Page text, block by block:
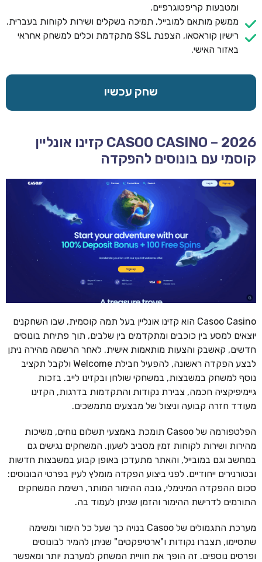
ומטבעות קריפטוגרפיים.
ממשק מותאם למובייל, תמיכה בשקלים ושירות לקוחות בעברית.
רישיון קוראסאו, הצפנת SSL מתקדמת וכלים למשחק אחראי
באזור האישי.
שחק עכשיו
CASOO CASINO – 2026 קזינו אונליין
קוסמי עם בונוסים להפקדה
Casoo Casino הוא קזינו אונליין בעל תמה קוסמית, שבו השחקנים
יוצאים למסע בין כוכבים ומתקדמים בין שלבים, תוך פתיחת בונוסים
חדשים, קאשבק והצעות מותאמות אישית. לאחר הרשמה מהירה ניתן
לבצע הפקדה ראשונה, להפעיל חבילת Welcome ולקבל תקציב
נוסף למשחק במשבצות, במשחקי שולחן ובקזינו לייב. בזכות
גיימיפיקציה חכמה, צבירת נקודות והתקדמות בדרגות, הקזינו
מעודד חזרה קבועה וניצול של מבצעים מתמשכים.
הפלטפורמה של Casoo תומכת באמצעי תשלום נוחים, משיכות
מהירות ושירות לקוחות זמין מסביב לשעון. המשחקים נגישים גם
במחשב וגם במובייל, והאתר מתעדכן באופן קבוע במשבצות חדשות
ובטורנירים ייחודיים. לפני ביצוע הפקדה מומלץ לעיין בפרטי הבונוסים:
סכום ההפקדה המינימלי, גובה ההימור המותר, רשימת המשחקים
התורמים לדרישת ההימור והזמן שניתן לעמוד בה.
מערכת התגמולים של Casoo בנויה כך שעל כל הימור ומשימה
שתסיימו, תצברו נקודות ו"ארטיפקטים" שניתן להמיר לבונוסים
ופרסים נוספים. זה הופך את חוויית המשחק למערבת יותר ומאפשר